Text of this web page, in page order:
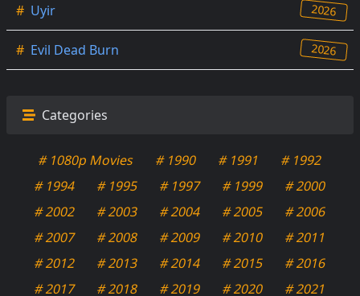
# Uyir 2026
# Evil Dead Burn 2026
Categories
# 1080p Movies # 1990 # 1991
# 1992
# 1994
# 1995 # 1997 # 1999
# 2000
# 2002
# 2003 # 2004 # 2005
# 2006
# 2007
# 2008 # 2009 # 2010
# 2011
# 2012
# 2013 # 2014 # 2015
# 2016
# 2017
# 2018 # 2019 # 2020
# 2021